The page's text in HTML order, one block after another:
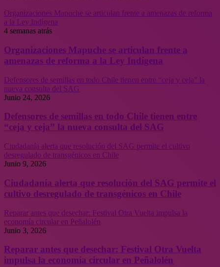
Organizaciones Mapuche se articulan frente a amenazas de reforma
a la Ley Indígena
4 semanas atrás
Organizaciones Mapuche se articulan frente a
amenazas de reforma a la Ley Indígena
Defensores de semillas en todo Chile tienen entre “ceja y ceja” la
nueva consulta del SAG
Junio 24, 2026
Defensores de semillas en todo Chile tienen entre
“ceja y ceja” la nueva consulta del SAG
Ciudadanía alerta que resolución del SAG permite el cultivo
desregulado de transgénicos en Chile
Junio 9, 2026
Ciudadanía alerta que resolución del SAG permite el
cultivo desregulado de transgénicos en Chile
Reparar antes que desechar: Festival Otra Vuelta impulsa la
economía circular en Peñalolén
Junio 3, 2026
Reparar antes que desechar: Festival Otra Vuelta
impulsa la economía circular en Peñalolén